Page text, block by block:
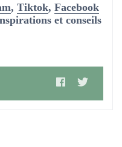
, Tiktok, Facebook
et conseils